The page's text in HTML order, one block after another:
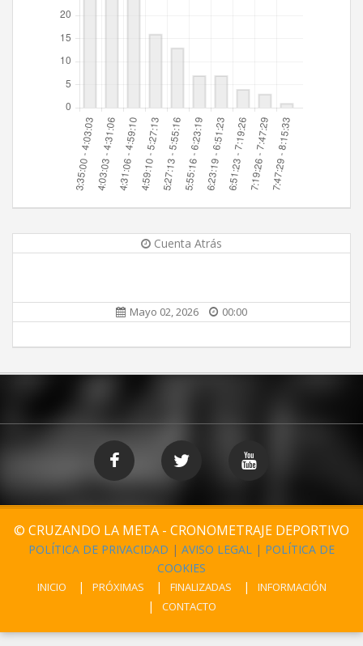
Cuenta Atrás
Mayo 02, 2026 00:00
© CRUZANDO LA META - CRONOMETRAJE DEPORTIVO
POLÍTICA DE PRIVACIDAD | AVISO LEGAL | POLÍTICA DE
COOKIES
INICIO PRÓXIMAS FINALIZADAS
INFORMACIÓN
CONTACTO